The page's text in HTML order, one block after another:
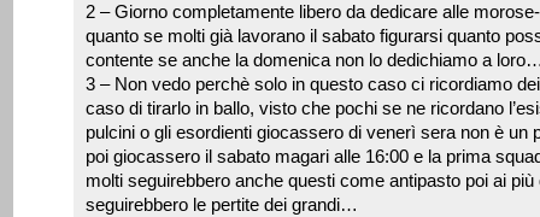
2 – Giorno completamente libero da dedicare alle
quanto se molti già lavorano il sabato figurarsi quanto
contente se anche la domenica non lo dedichiamo a
3 – Non vedo perchè solo in questo caso ci ricordiamo
caso di tirarlo in ballo, visto che pochi se ne ricordano
pulcini o gli esordienti giocassero di venerì sera non è
poi giocassero il sabato magari alle 16:00 e la prima
molti seguirebbero anche questi come antipasto poi ai
seguirebbero le pertite dei grandi…